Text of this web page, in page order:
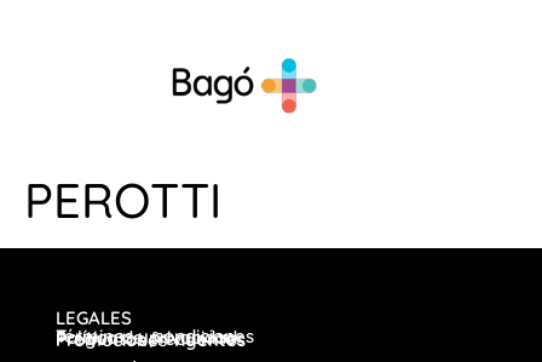
PEROTTI
LEGALES
Términos y condiciones
Política de privacidad
Preguntas frecuentes
Promociones vigentes